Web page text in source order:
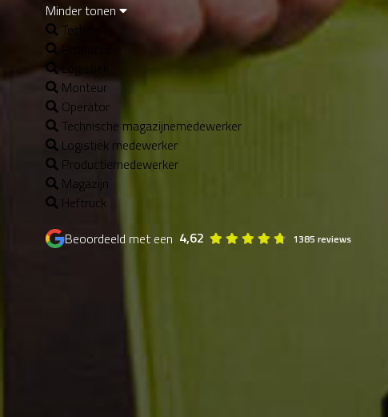
Minder tonen
Techniek
Productie
Logistiek
Monteur
Operator
Technische magazijnemedewerker
Logistiek medewerker
Productiemedewerker
Magazijn
Heftruck
Beoordeeld met een 4,62 1385 reviews